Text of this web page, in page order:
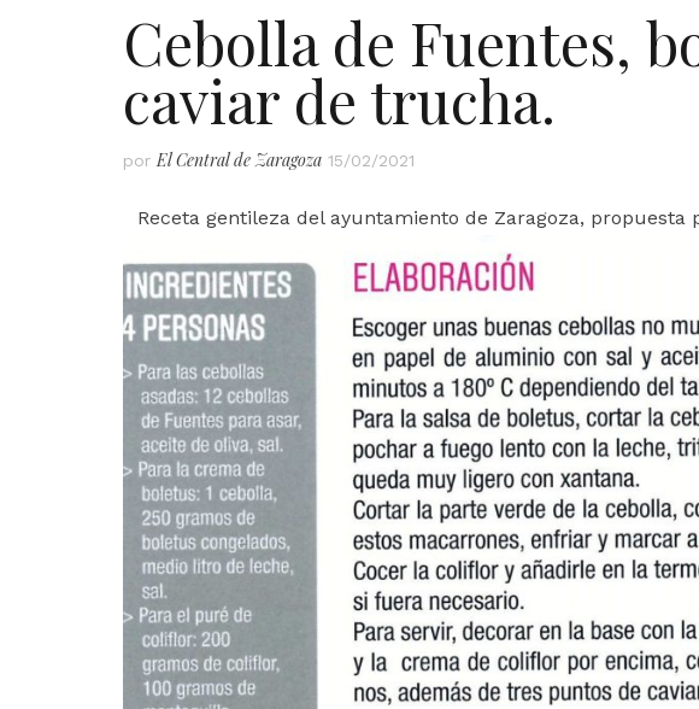
Cebolla de Fuentes,
caviar de trucha.
porEl Central de Zaragoza 15/02/2021
Receta gentileza del ayuntamiento de Zaragoza, propuesta
Novodabo en Plaza Aragón, 12 de